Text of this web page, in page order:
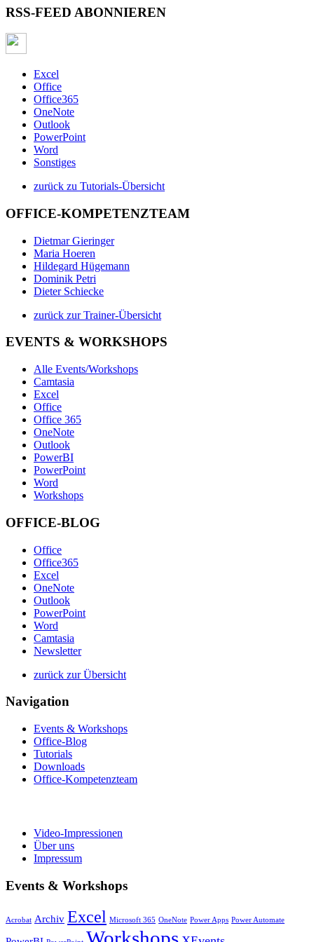
RSS-FEED ABONNIEREN
Excel
Office
Office365
OneNote
Outlook
PowerPoint
Word
Sonstiges
zurück zu Tutorials-Übersicht
OFFICE-KOMPETENZTEAM
Dietmar Gieringer
Maria Hoeren
Hildegard Hügemann
Dominik Petri
Dieter Schiecke
zurück zur Trainer-Übersicht
EVENTS & WORKSHOPS
Alle Events/Workshops
Camtasia
Excel
Office
Office 365
OneNote
Outlook
PowerBI
PowerPoint
Word
Workshops
OFFICE-BLOG
Office
Office365
Excel
OneNote
Outlook
PowerPoint
Word
Camtasia
Newsletter
zurück zur Übersicht
Navigation
Events & Workshops
Office-Blog
Tutorials
Downloads
Office-Kompetenzteam
Video-Impressionen
Über uns
Impressum
Events & Workshops
Acrobat Archiv Excel Microsoft 365 OneNote Power Apps Power Automate